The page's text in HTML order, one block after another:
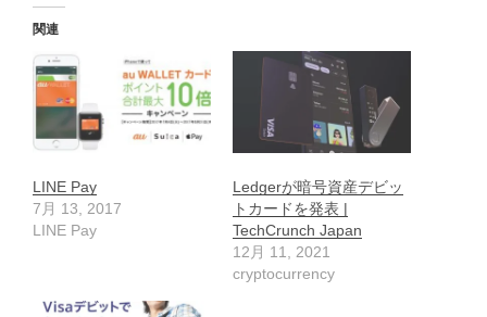
関連
LINE Pay
7月 13, 2017
LINE Pay
Ledgerが暗号資産デビッ
トカードを発表 |
TechCrunch Japan
12月 11, 2021
cryptocurrency